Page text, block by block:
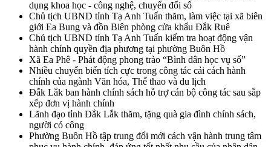
dụng khoa học - công nghệ, chuyển đổi số
Chủ tịch UBND tỉnh Tạ Anh Tuấn thăm, làm việc tại xã biên
giới Ea Bung và đồn Biên phòng cửa khẩu Đắk Ruê
Chủ tịch UBND tỉnh Tạ Anh Tuấn kiểm tra hoạt động vận
hành chính quyền địa phương tại phường Buôn Hồ
Xã Ea Phê - Phát động phong trào “Bình dân học vụ số”
Nhiều chuyển biến tích cực trong công tác cải cách hành
chính của ngành Văn hóa, Thể thao và du lịch
Đắk Lắk ban hành chính sách hỗ trợ cán bộ công tác sau sắp
xếp đơn vị hành chính
Lãnh đạo tỉnh Đắk Lắk thăm, tặng quà gia đình chính sách,
người có công
Phường Buôn Hồ tập trung đổi mới cách vận hành trung tâm